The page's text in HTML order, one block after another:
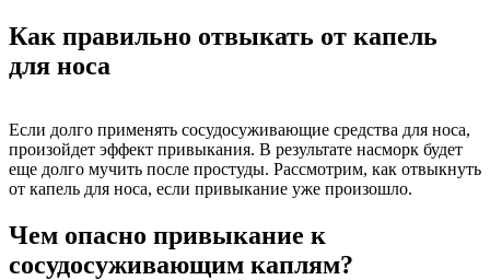
Как правильно отвыкать от капель
для носа
Если долго применять сосудосуживающие средства для носа,
произойдет эффект привыкания. В результате насморк будет
еще долго мучить после простуды. Рассмотрим, как отвыкнуть
от капель для носа, если привыкание уже произошло.
Чем опасно привыкание к
сосудосуживающим каплям?